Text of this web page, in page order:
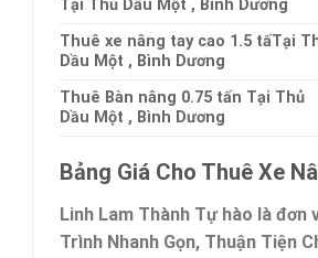
Tại Thủ Dầu Một , Bình Dương
Thuê xe nâng tay cao 1.5 tấTại
Dầu Một , Bình Dương
Thuê Bàn nâng 0.75 tấn Tại Thủ
Dầu Một , Bình Dương
Bảng Giá Cho Thuê Xe
Linh Lam Thành Tự hào là đơn
Trình Nhanh Gọn, Thuận Tiện